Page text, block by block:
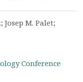
M. Palet;
Conference